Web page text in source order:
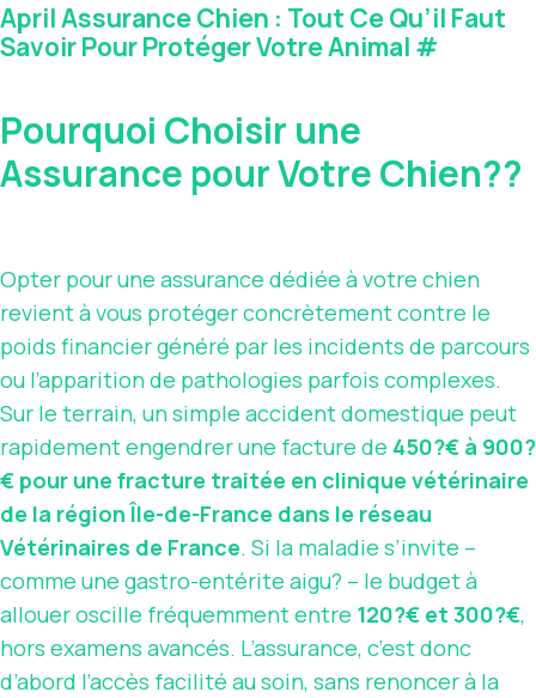
April Assurance Chien : Tout Ce Qu’il Faut
Savoir Pour Protéger Votre Animal #
Pourquoi Choisir une
Assurance pour Votre Chien??
Opter pour une assurance dédiée à votre chien
revient à vous protéger concrètement contre le
poids financier généré par les incidents de parcours
ou l’apparition de pathologies parfois complexes.
Sur le terrain, un simple accident domestique peut
rapidement engendrer une facture de 450?€ à 900?
€ pour une fracture traitée en clinique vétérinaire
de la région Île-de-France dans le réseau
Vétérinaires de France. Si la maladie s’invite –
comme une gastro-entérite aigu? – le budget à
allouer oscille fréquemment entre 120?€ et 300?€,
hors examens avancés. L’assurance, c’est donc
d’abord l’accès facilité au soin, sans renoncer à la